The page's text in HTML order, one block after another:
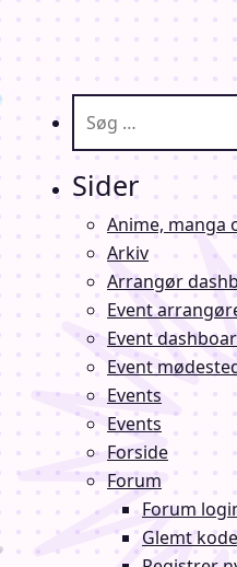
Sider
Anime, manga
Arkiv
Arrangør
Event
Event
Event
Events
Events
Forside
Forum
Forum
Glemt